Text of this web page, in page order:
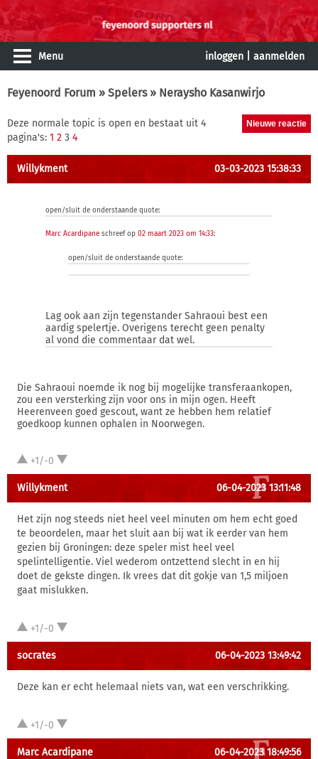
Menu inloggen aanmelden
Feyenoord Forum » Spelers» Neraysho Kasanwirjo
Deze normale topic is open en bestaat uit 4
pagina's: 1 2 3 4
Willykment 03-03-2023 15:38:33
open/sluit de onderstaande quote:
Marc Acardipane schreef op 02 maart 2023 om 14:33:
open/sluit de onderstaande quote:
Lag ook aan zijn tegenstander Sahraoui best een
aardig spelertje. Overigens terecht geen penalty
al vond die commentaar dat wel.
Die Sahraoui noemde ik nog bij mogelijke transferaankopen,
zou een versterking zijn voor ons in mijn ogen. Heeft
Heerenveen goed gescout, want ze hebben hem relatief
goedkoop kunnen ophalen in Noorwegen.
+1/-0
Willykment 06-04-2023 13:11:48
Het zijn nog steeds niet heel veel minuten om hem echt goed
te beoordelen, maar het sluit aan bij wat ik eerder van hem
gezien bij Groningen: deze speler mist heel veel
spelintelligentie. Viel wederom ontzettend slecht in en hij
doet de gekste dingen. Ik vrees dat dit gokje van 1,5 miljoen
gaat mislukken.
+1/-0
socrates 06-04-2023 13:49:42
Deze kan er echt helemaal niets van, wat een verschrikking.
+1/-0
Marc Acardipane 06-04-2023 18:49:56